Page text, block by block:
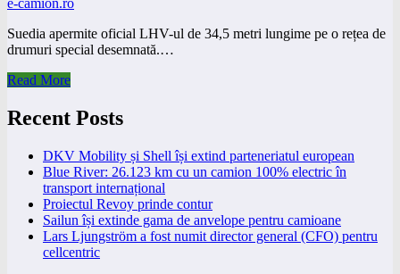
e-camion.ro
Suedia apermite oficial LHV-ul de 34,5 metri lungime pe o rețea de
drumuri special desemnată.…
Read More
Recent Posts
DKV Mobility și Shell își extind parteneriatul european
Blue River: 26.123 km cu un camion 100% electric în
transport internațional
Proiectul Revoy prinde contur
Sailun își extinde gama de anvelope pentru camioane
Lars Ljungström a fost numit director general (CFO) pentru
cellcentric